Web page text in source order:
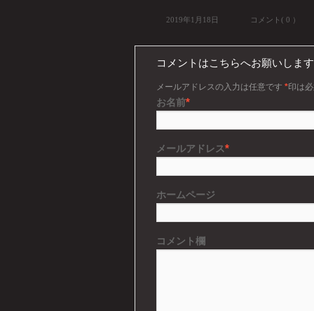
2019年1月18日 コメント( 0 ）
コメントはこちらへお願いします
メールアドレスの入力は任意です *印は
お名前*
メールアドレス*
ホームページ
コメント欄